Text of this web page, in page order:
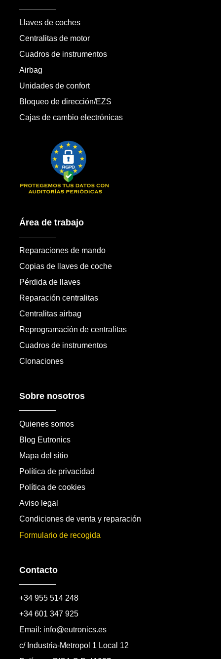
Llaves de coches
Centralitas de motor
Cuadros de instrumentos
Airbag
Unidades de confort
Bloqueo de dirección/EZS
Cajas de cambio electrónicas
Área de trabajo
Reparaciones de mando
Copias de llaves de coche
Pérdida de llaves
Reparación centralitas
Centralitas airbag
Reprogramación de centralitas
Cuadros de instrumentos
Clonaciones
Sobre nosotros
Quienes somos
Blog Eutronics
Mapa del sitio
Política de privacidad
Política de cookies
Aviso legal
Condiciones de venta y reparación
Formulario de recogida
Contacto
+34 955 514 248
+34 601 347 925
Email: info@eutronics.es
c/ Industria-Metropol 1 Local 12